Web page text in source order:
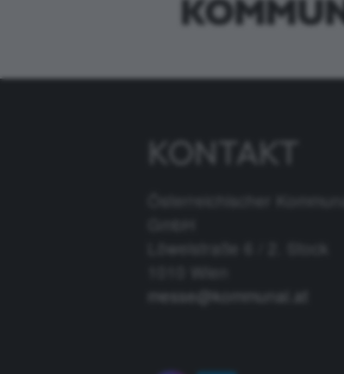
KONTAKT
Löwelstraße 6 / 2. Stock
messe@kommunal.at